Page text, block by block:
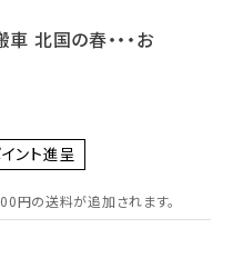
北国の春・・・お
ント進呈 ]
円の送料が追加されます。